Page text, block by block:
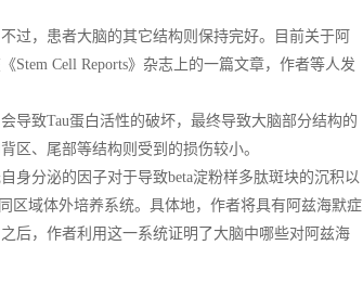
过，患者大脑的其它结构则保持完好。目前关于阿
Cell Reports》杂志上的一篇文章，作者等人发
导致Tau蛋白活性的破坏，最终导致大脑部分结构的
区、尾部等结构则受到的损伤较小。
身分泌的因子对于导致beta淀粉样多肽斑块的沉积以
区域体外培养系统。具体地，作者将具有阿兹海默症
后，作者利用这一系统证明了大脑中哪些对阿兹海